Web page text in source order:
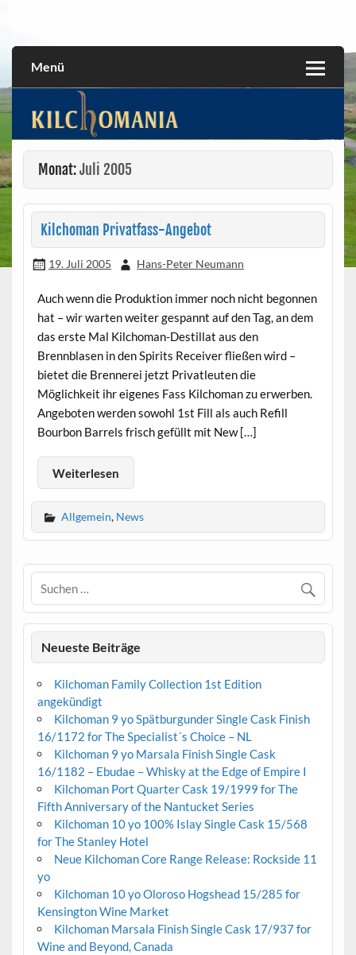
Menü
Monat:Juli 2005
Kilchoman Privatfass-Angebot
19. Juli 2005 Hans-Peter Neumann
Auch wenn die Produktion immer noch nicht begonnen
hat – wir warten weiter gespannt auf den Tag, an dem
das erste Mal Kilchoman-Destillat aus den
Brennblasen in den Spirits Receiver fließen wird –
bietet die Brennerei jetzt Privatleuten die
Möglichkeit ihr eigenes Fass Kilchoman zu erwerben.
Angeboten werden sowohl 1st Fill als auch Refill
Bourbon Barrels frisch gefüllt mit New […]
Weiterlesen
Allgemein, News
Neueste Beiträge
Kilchoman Family Collection 1st Edition
angekündigt
Kilchoman 9 yo Spätburgunder Single Cask Finish
16/1172 for The Specialist´s Choice – NL
Kilchoman 9 yo Marsala Finish Single Cask
16/1182 – Ebudae – Whisky at the Edge of Empire I
Kilchoman Port Quarter Cask 19/1999 for The
Fifth Anniversary of the Nantucket Series
Kilchoman 10 yo 100% Islay Single Cask 15/568
for The Stanley Hotel
Neue Kilchoman Core Range Release: Rockside 11
yo
Kilchoman 10 yo Oloroso Hogshead 15/285 for
Kensington Wine Market
Kilchoman Marsala Finish Single Cask 17/937 for
Wine and Beyond, Canada